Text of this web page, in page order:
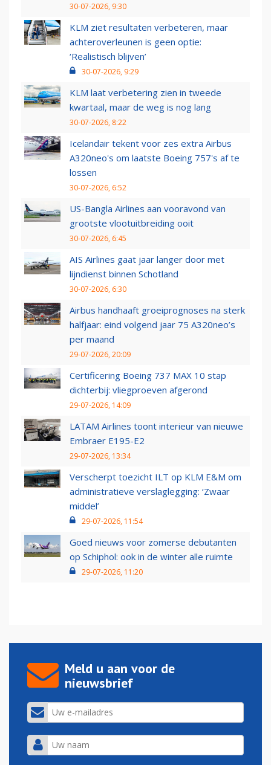
30-07-2026, 9:30
KLM ziet resultaten verbeteren, maar
achteroverleunen is geen optie:
‘Realistisch blijven’
30-07-2026, 9:29
KLM laat verbetering zien in tweede
kwartaal, maar de weg is nog lang
30-07-2026, 8:22
Icelandair tekent voor zes extra Airbus
A320neo's om laatste Boeing 757's af te
lossen
30-07-2026, 6:52
US-Bangla Airlines aan vooravond van
grootste vlootuitbreiding ooit
30-07-2026, 6:45
AIS Airlines gaat jaar langer door met
lijndienst binnen Schotland
30-07-2026, 6:30
Airbus handhaaft groeiprognoses na sterk
halfjaar: eind volgend jaar 75 A320neo’s
per maand
29-07-2026, 20:09
Certificering Boeing 737 MAX 10 stap
dichterbij: vliegproeven afgerond
29-07-2026, 14:09
LATAM Airlines toont interieur van nieuwe
Embraer E195-E2
29-07-2026, 13:34
Verscherpt toezicht ILT op KLM E&M om
administratieve verslaglegging: ‘Zwaar
middel’
29-07-2026, 11:54
Goed nieuws voor zomerse debutanten
op Schiphol: ook in de winter alle ruimte
29-07-2026, 11:20
Meld u aan voor de
nieuwsbrief